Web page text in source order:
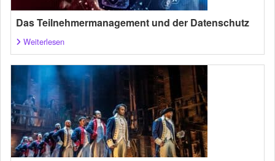
Das Teilnehmermanagement und der Datenschutz
Weiterlesen